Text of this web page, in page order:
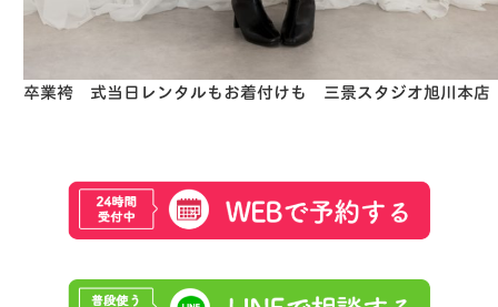
卒業袴 式当日レンタルもお着付けも 三景スタジオ旭川本店